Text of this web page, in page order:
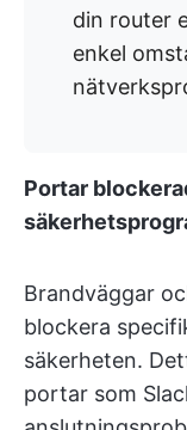
din router
enkel
Portar
Brandväggar
blockera
säkerheten.
portar som